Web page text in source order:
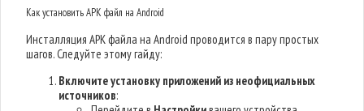
Как установить APK файл на Android
Инсталляция APK файла на Android проводится в пару простых
шагов. Следуйте этому гайду:
Включите установку приложений из неофициальных
источников: